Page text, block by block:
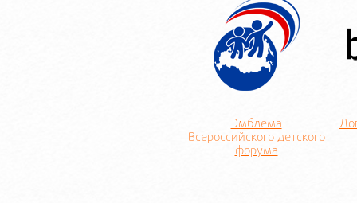
Эмблема
Всероссийского детского
форума